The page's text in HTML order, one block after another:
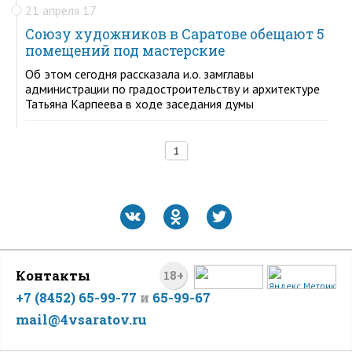
21 апреля 17
Союзу художников в Саратове обещают 5
помещений под мастерские
Об этом сегодня рассказала и.о. замглавы
администрации по градостроительству и архитектуре
Татьяна Карпеева в ходе заседания думы
1
18+
Контакты
+7 (8452) 65-99-77 и 65-99-67
mail@4vsaratov.ru